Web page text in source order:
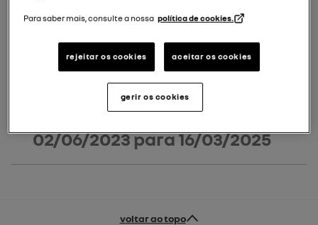
15/09/2025para16/03/2026
17/03/2025para14/09/2025
02/06/2023para16/03/2025
voltar ao topo
Para saber mais, consulte a nossa política de cookies.
rejeitar os cookies aceitar os cookies
gerir os cookies